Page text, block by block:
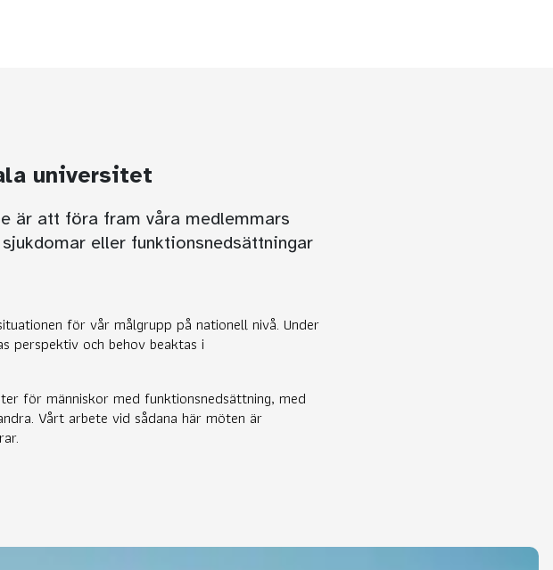
universitet
är att föra fram våra medlemmars
eller funktionsnedsättningar
för vår målgrupp på nationell nivå. Under
och behov beaktas i
för människor med funktionsnedsättning, med
Vårt arbete vid sådana här möten är